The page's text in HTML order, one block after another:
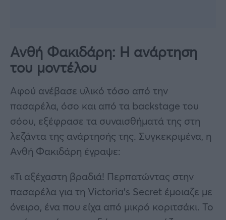
Ανθή Φακιδάρη: Η ανάρτηση
του μοντέλου
Αφού ανέβασε υλικό τόσο από την
πασαρέλα, όσο και από τα backstage του
σόου, εξέφρασε τα συναισθήματά της στη
λεζάντα της ανάρτησής της. Συγκεκριμένα, η
Ανθή Φακιδάρη έγραψε:
«Τι αξέχαστη βραδιά! Περπατώντας στην
πασαρέλα για τη Victoria’s Secret έμοιαζε με
όνειρο, ένα που είχα από μικρό κοριτσάκι. Το